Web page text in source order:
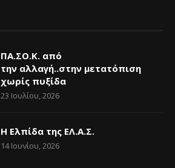
ΠΑ.ΣΟ.Κ. από
την αλλαγή..στην μετατόπιση
χωρίς πυξίδα
23 Ιουλίου, 2026
Η Ελπίδα της ΕΛ.Α.Σ.
14 Ιουνίου, 2026